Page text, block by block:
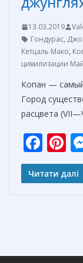
13.03.2019
Гондурас,
Кетцаль Мако,
цивилизации
Копан —
Город
расцвета
F
ac
e
k
Pi
Читати далі